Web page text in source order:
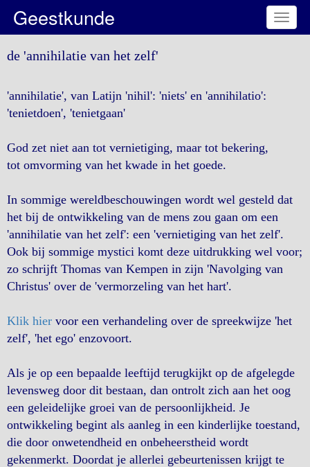
Toggle
Geestkunde
de 'annihilatie van het zelf'
'annihilatie', van Latijn 'nihil': 'niets' en 'annihilatio':
'tenietdoen', 'tenietgaan'
God zet niet aan tot vernietiging, maar tot bekering,
tot omvorming van het kwade in het goede.
In sommige wereldbeschouwingen wordt wel gesteld dat
het bij de ontwikkeling van de mens zou gaan om een
'annihilatie van het zelf': een 'vernietiging van het zelf'.
Ook bij sommige mystici komt deze uitdrukking wel voor;
zo schrijft Thomas van Kempen in zijn 'Navolging van
Christus' over de 'vermorzeling van het hart'.
Klik hier voor een verhandeling over de spreekwijze 'het
zelf', 'het ego' enzovoort.
Als je op een bepaalde leeftijd terugkijkt op de afgelegde
levensweg door dit bestaan, dan ontrolt zich aan het oog
een geleidelijke groei van de persoonlijkheid. Je
ontwikkeling begint als aanleg in een kinderlijke toestand,
die door onwetendheid en onbeheerstheid wordt
gekenmerkt. Doordat je allerlei gebeurtenissen krijgt te